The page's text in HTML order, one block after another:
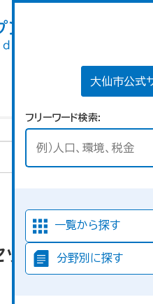
大仙市公式
フリーワード検索
一覧から探す
分野別に探す
トが見つか